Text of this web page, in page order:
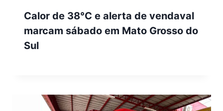
Calor de 38°C e alerta de vendaval
marcam sábado em Mato Grosso do
Sul